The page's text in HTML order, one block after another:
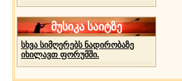
მუსიკა საიტზე
სხვა სიმღერებს ნადირობაზე
იხილავთ ფორუმში.